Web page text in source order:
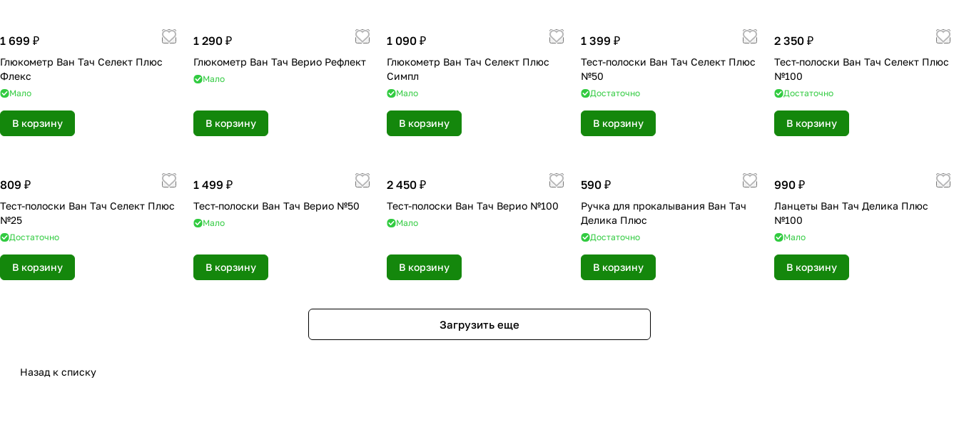
1 699 ₽
Глюкометр Ван Тач Селект Плюс
Флекс
Мало
В корзину
1 290 ₽
Глюкометр Ван Тач Верио Рефлект
Мало
В корзину
1 090 ₽
Глюкометр Ван Тач Селект Плюс
Симпл
Мало
В корзину
1 399 ₽
Тест-полоски Ван Тач Селект Плюс
№50
Достаточно
В корзину
2 350 ₽
Тест-полоски Ван Тач Селект Плюс
№100
Достаточно
В корзину
809 ₽
Тест-полоски Ван Тач Селект Плюс
№25
Достаточно
В корзину
1 499 ₽
Тест-полоски Ван Тач Верио №50
Мало
В корзину
2 450 ₽
Тест-полоски Ван Тач Верио №100
Мало
В корзину
590 ₽
Ручка для прокалывания Ван Тач
Делика Плюс
Достаточно
В корзину
990 ₽
Ланцеты Ван Тач Делика Плюс
№100
Мало
В корзину
Загрузить еще
Назад к списку